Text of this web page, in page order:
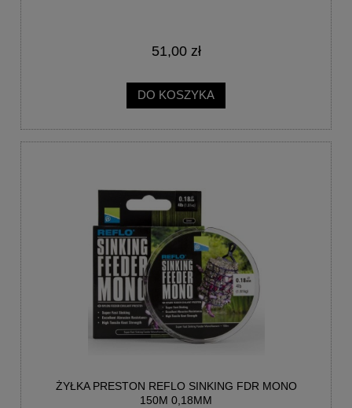
51,00 zł
DO KOSZYKA
ŻYŁKA PRESTON REFLO SINKING FDR MONO
150M 0,18MM